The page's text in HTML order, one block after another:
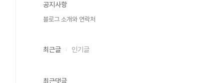
공지사항
블로그 소개와 연락처
최근글 인기글
최근댓글